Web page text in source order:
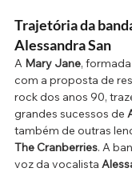
Trajetória da
Alessandra San
A Mary Jane,
com a proposta de
rock dos anos 90,
grandes sucessos de
também de outras
The Cranberries. A
voz da vocalista